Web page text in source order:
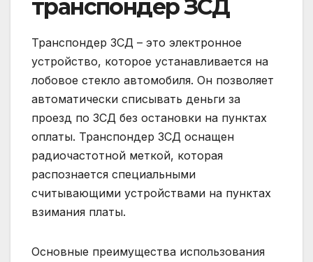
транспондер ЗСД
Транспондер ЗСД – это электронное
устройство, которое устанавливается на
лобовое стекло автомобиля. Он позволяет
автоматически списывать деньги за
проезд по ЗСД без остановки на пунктах
оплаты. Транспондер ЗСД оснащен
радиочастотной меткой, которая
распознается специальными
считывающими устройствами на пунктах
взимания платы.
Основные преимущества использования